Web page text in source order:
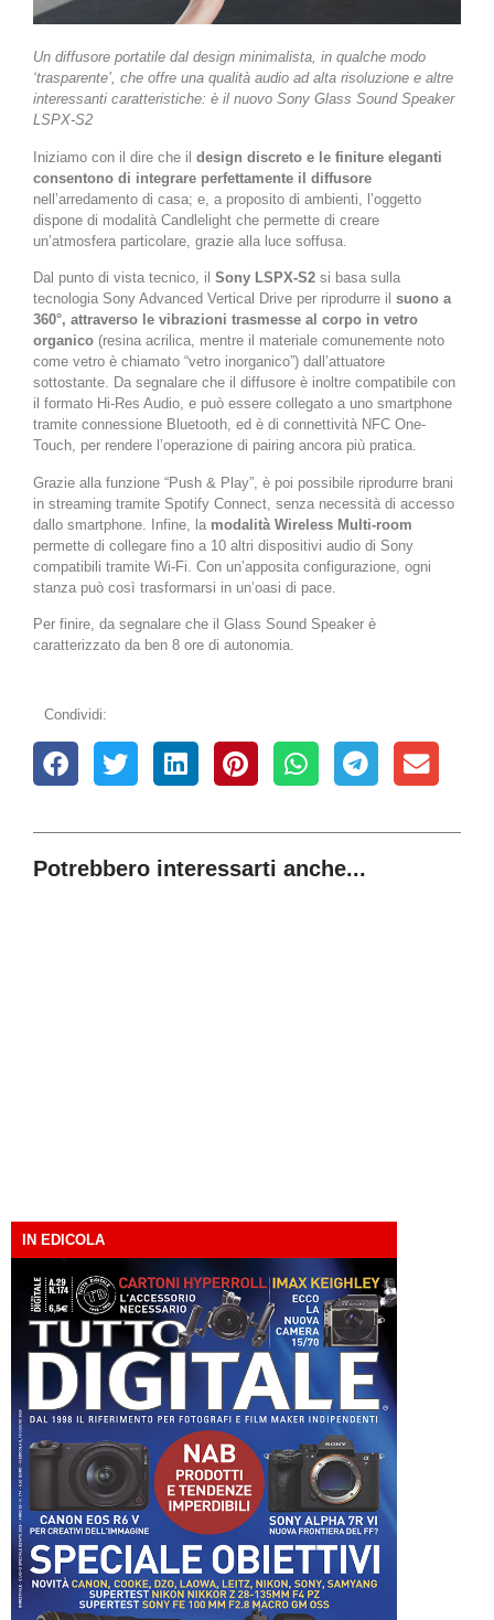
Un diffusore portatile dal design minimalista, in qualche modo
‘trasparente’, che offre una qualità audio ad alta risoluzione e altre
interessanti caratteristiche: è il nuovo Sony Glass Sound Speaker
LSPX-S2
Iniziamo con il dire che il design discreto e le finiture eleganti
consentono di integrare perfettamente il diffusore
nell’arredamento di casa; e, a proposito di ambienti, l’oggetto
dispone di modalità Candlelight che permette di creare
un’atmosfera particolare, grazie alla luce soffusa.
Dal punto di vista tecnico, il Sony LSPX-S2 si basa sulla
tecnologia Sony Advanced Vertical Drive per riprodurre il suono a
360°, attraverso le vibrazioni trasmesse al corpo in vetro
organico (resina acrilica, mentre il materiale comunemente noto
come vetro è chiamato “vetro inorganico”) dall’attuatore
sottostante. Da segnalare che il diffusore è inoltre compatibile con
il formato Hi-Res Audio, e può essere collegato a uno smartphone
tramite connessione Bluetooth, ed è di connettività NFC One-
Touch, per rendere l’operazione di pairing ancora più pratica.
Grazie alla funzione “Push & Play”, è poi possibile riprodurre brani
in streaming tramite Spotify Connect, senza necessità di accesso
dallo smartphone. Infine, la modalità Wireless Multi-room
permette di collegare fino a 10 altri dispositivi audio di Sony
compatibili tramite Wi-Fi. Con un’apposita configurazione, ogni
stanza può così trasformarsi in un’oasi di pace.
Per finire, da segnalare che il Glass Sound Speaker è
caratterizzato da ben 8 ore di autonomia.
Condividi:
Potrebbero interessarti anche...
IN EDICOLA